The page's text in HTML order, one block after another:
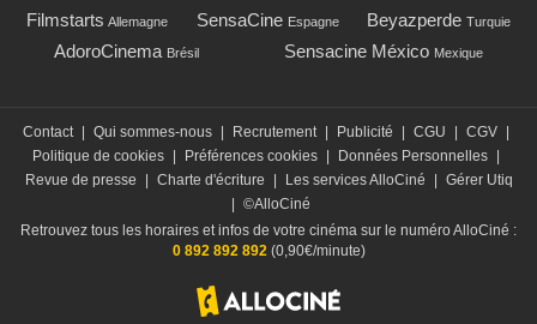
Filmstarts Allemagne SensaCine Espagne Beyazperde Turquie
AdoroCinema Brésil Sensacine México Mexique
Contact | Qui sommes-nous | Recrutement | Publicité | CGU | CGV |
Politique de cookies | Préférences cookies | Données Personnelles |
Revue de presse
| Charte d'écriture | Les services AlloCiné | Gérer Utiq
| ©AlloCiné
Retrouvez tous les horaires et infos de votre cinéma sur le numéro AlloCiné :
0 892 892 892(0,90€/minute)